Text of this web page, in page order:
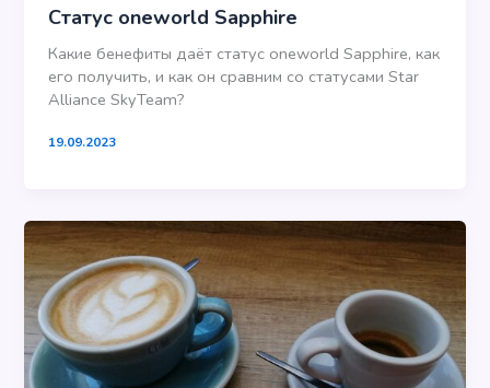
Статус oneworld Sapphire
Какие бенефиты даёт статус oneworld Sapphire, как
его получить, и как он сравним со статусами Star
Alliance SkyTeam?
19.09.2023